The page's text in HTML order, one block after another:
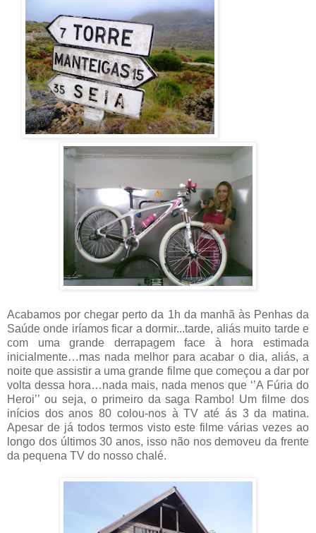
Acabamos por chegar perto da 1h da manhã às Penhas da
Saúde onde iríamos ficar a dormir...tarde, aliás muito tarde e
com uma grande derrapagem face à hora estimada
inicialmente…mas nada melhor para acabar o dia, aliás, a
noite que assistir a uma grande filme que começou a dar por
volta dessa hora…nada mais, nada menos que ‘’A Fúria do
Heroi’’ ou seja, o primeiro da saga Rambo! Um filme dos
inícios dos anos 80 colou-nos à TV até ás 3 da matina.
Apesar de já todos termos visto este filme várias vezes ao
longo dos últimos 30 anos, isso não nos demoveu da frente
da pequena TV do nosso chalé.